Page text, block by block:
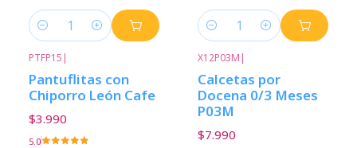
Cantidad Cantidad
PTFP15 |
Pantuflitas con
Chiporro León Cafe
$3.990
5.0
X12P03M |
Calcetas por
Docena 0/3 Meses
P03M
$7.990